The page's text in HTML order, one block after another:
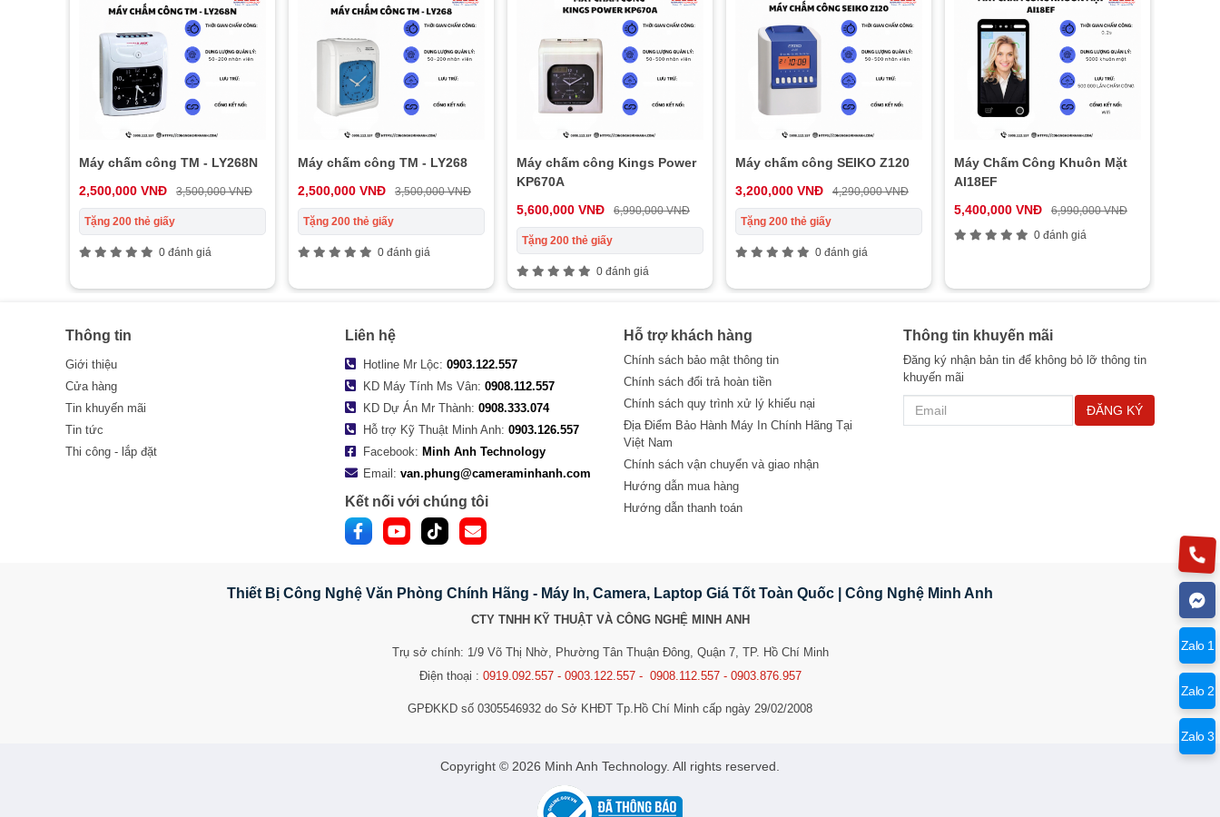
Máy chấm công TM - LY268N
2,500,000 VNĐ
3,500,000 VNĐ
Tặng 200 thẻ giấy
0 đánh giá
Máy chấm công TM - LY268
2,500,000 VNĐ
3,500,000 VNĐ
Tặng 200 thẻ giấy
0 đánh giá
Máy chấm công Kings Power
KP670A
5,600,000 VNĐ
6,990,000 VNĐ
Tặng 200 thẻ giấy
0 đánh giá
Máy chấm công SEIKO Z120
3,200,000 VNĐ
4,290,000 VNĐ
Tặng 200 thẻ giấy
0 đánh giá
Máy Chấm Công Khuôn Mặt
AI18EF
5,400,000 VNĐ
6,990,000 VNĐ
0 đánh giá
Thông tin
Giới thiệu
Cửa hàng
Tin khuyến mãi
Tin tức
Thi công - lắp đặt
Liên hệ
Hotline Mr Lộc: 0903.122.557
KD Máy Tính Ms Vân: 0908.112.557
KD Dự Án Mr Thành: 0908.333.074
Hỗ trợ Kỹ Thuật Minh Anh: 0903.126.557
Facebook: Minh Anh Technology
Email: van.phung@cameraminhanh.com
Kết nối với chúng tôi
Hỗ trợ khách hàng
Chính sách bảo mật thông tin
Chính sách đổi trả hoàn tiền
Chính sách quy trình xử lý khiếu nại
Địa Điểm Bảo Hành Máy In Chính Hãng Tại
Việt Nam
Chính sách vận chuyển và giao nhận
Hướng dẫn mua hàng
Hướng dẫn thanh toán
Thông tin khuyến mãi
Đăng ký nhận bản tin để không bỏ lỡ thông tin
khuyến mãi
ĐĂNG KÝ
Thiết Bị Công Nghệ Văn Phòng Chính Hãng - Máy In, Camera, Laptop Giá Tốt Toàn Quốc | Công Nghệ Minh Anh
CTY TNHH KỸ THUẬT VÀ CÔNG NGHỆ MINH ANH
Trụ sở chính: 1/9 Võ Thị Nhờ, Phường Tân Thuận Đông, Quận 7, TP. Hồ Chí Minh
Điện thoại : 0919.092.557 - 0903.122.557 - 0908.112.557 - 0903.876.957
GPĐKKD số 0305546932 do Sở KHĐT Tp.Hồ Chí Minh cấp ngày 29/02/2008
​​​​​​Copyright © 2026 Minh Anh Technology. All rights reserved.
Zalo 1
Zalo 2
Zalo 3